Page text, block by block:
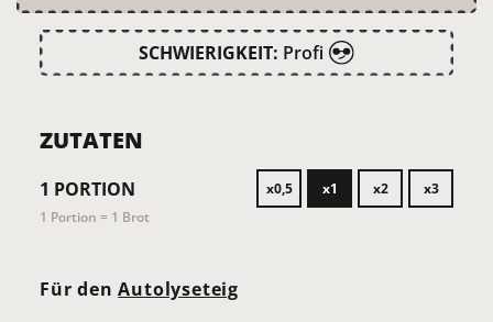
SCHWIERIGKEIT: Profi
ZUTATEN
1 PORTION x0,5 x1 x2
x3
1 Portion = 1 Brot
Für denAutolyseteig